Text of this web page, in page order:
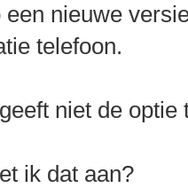
een nieuwe
telefoon.
niet de optie
ik dat aan?